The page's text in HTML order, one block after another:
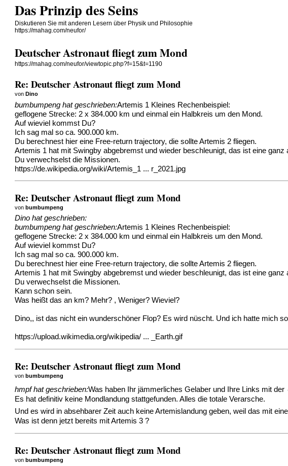
Das Prinzip des Seins
Diskutieren Sie mit anderen Lesern über Physik und Philosophie
https://mahag.com/neufor/
Deutscher Astronaut fliegt zum Mond
https://mahag.com/neufor/viewtopic.php?f=15&t=1190
Re: Deutscher Astronaut fliegt zum Mond
vonDino
bumbumpeng hat geschrieben:Artemis 1 Kleines Rechenbeispiel:
geflogene Strecke: 2 x 384.000 km und einmal ein Halbkreis um den Mond.
Auf wieviel kommst Du?
Ich sag mal so ca. 900.000 km.
Du berechnest hier eine Free-return trajectory, die sollte Artemis 2 fliegen.
Artemis 1 hat mit Swingby abgebremst und wieder beschleunigt, das ist eine ganz
Du verwechselst die Missionen.
https://de.wikipedia.org/wiki/Artemis_1 ... r_2021.jpg
Re: Deutscher Astronaut fliegt zum Mond
vonbumbumpeng
Dino hat geschrieben:
bumbumpeng hat geschrieben:Artemis 1 Kleines Rechenbeispiel:
geflogene Strecke: 2 x 384.000 km und einmal ein Halbkreis um den Mond.
Auf wieviel kommst Du?
Ich sag mal so ca. 900.000 km.
Du berechnest hier eine Free-return trajectory, die sollte Artemis 2 fliegen.
Artemis 1 hat mit Swingby abgebremst und wieder beschleunigt, das ist eine ganz
Du verwechselst die Missionen.
Kann schon sein.
Was heißt das an km? Mehr? , Weniger? Wieviel?
Dino,, ist das nicht ein wunderschöner Flop? Es wird nüscht. Und ich hatte mich
https://upload.wikimedia.org/wikipedia/ ... _Earth.gif
Re: Deutscher Astronaut fliegt zum Mond
vonbumbumpeng
hmpf hat geschrieben:Was haben Ihr jämmerliches Gelaber und Ihre Links mit der
Es hat definitiv keine Mondlandung stattgefunden. Alles die totale Verarsche.
Und es wird in absehbarer Zeit auch keine Artemislandung geben, weil das mit
Was ist denn jetzt bereits mit Artemis 3 ?
Re: Deutscher Astronaut fliegt zum Mond
vonbumbumpeng